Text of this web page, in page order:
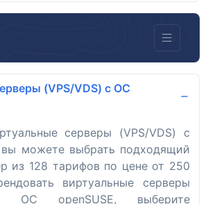
(VPS/VDS) с ОС
серверы (VPS/VDS) с
можете выбрать подходящий
из 128 тарифов по цене от 250
виртуальные серверы
ОС openSUSE, выберите